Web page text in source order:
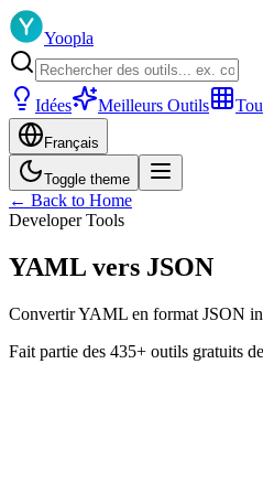
Yoopla
Idées Meilleurs Outils
Français
Toggle theme
← Back to Home
Developer Tools
YAML vers JSON
Convertir YAML en format JSON
Fait partie des 435+ outils gratuits